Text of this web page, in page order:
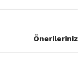
Önerileriniz